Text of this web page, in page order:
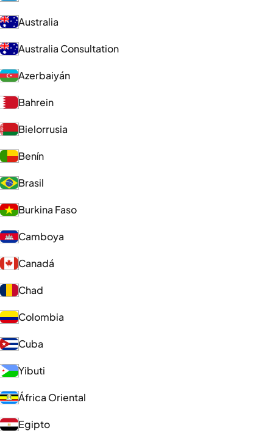
Australia
Australia Consultation
Azerbaiyán
Bahrein
Bielorrusia
Benín
Brasil
Burkina Faso
Camboya
Canadá
Chad
Colombia
Cuba
Yibuti
África Oriental
Egipto